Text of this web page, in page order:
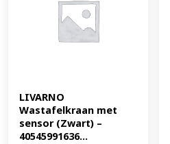
LIVARNO
Wastafelkraan met
sensor (Zwart) –
40545991636...